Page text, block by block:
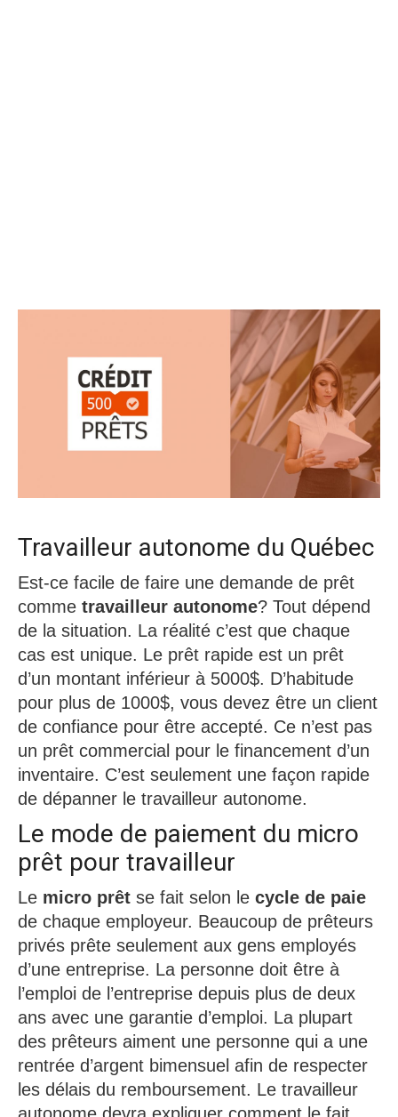
Travailleur autonome du Québec
Est-ce facile de faire une demande de prêt
comme travailleur autonome? Tout dépend
de la situation. La réalité c’est que chaque
cas est unique. Le prêt rapide est un prêt
d’un montant inférieur à 5000$. D’habitude
pour plus de 1000$, vous devez être un client
de confiance pour être accepté. Ce n’est pas
un prêt commercial pour le financement d’un
inventaire. C’est seulement une façon rapide
de dépanner le travailleur autonome.
Le mode de paiement du micro
prêt pour travailleur
Le micro prêt se fait selon le cycle de paie
de chaque employeur. Beaucoup de prêteurs
privés prête seulement aux gens employés
d’une entreprise. La personne doit être à
l’emploi de l’entreprise depuis plus de deux
ans avec une garantie d’emploi. La plupart
des prêteurs aiment une personne qui a une
rentrée d’argent bimensuel afin de respecter
les délais du remboursement. Le travailleur